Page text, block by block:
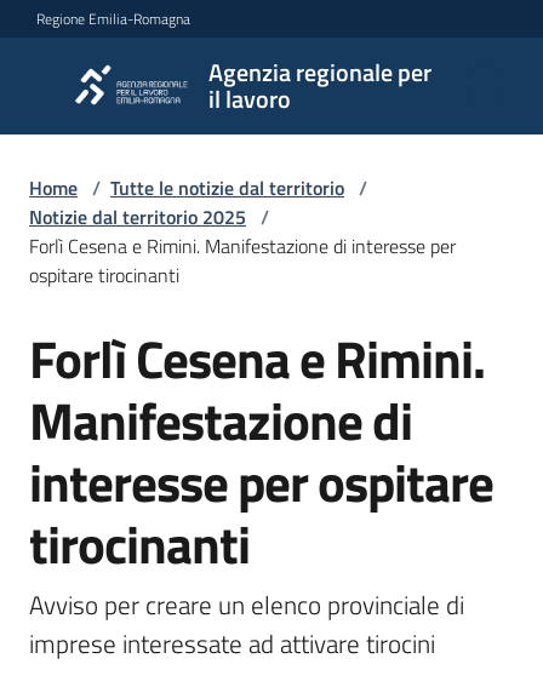
Vai al contenuto
Vai alla navigazione
Vai al footer
Regione Emilia-Romagna
Agenzia regionale per
il lavoro
Agenzia
regionale
per il
lavoro
L'Agenzia
Novità
Servizi
centri
per
l'impiego
Home / Tutte le notizie dal territorio /
Notizie dal territorio 2025 /
Forlì Cesena e Rimini. Manifestazione di interesse per
ospitare tirocinanti
Salta al contenuto
Forlì Cesena e Rimini.
Manifestazione di
interesse per ospitare
tirocinanti
Avviso per creare un elenco provinciale di
imprese interessate ad attivare tirocini